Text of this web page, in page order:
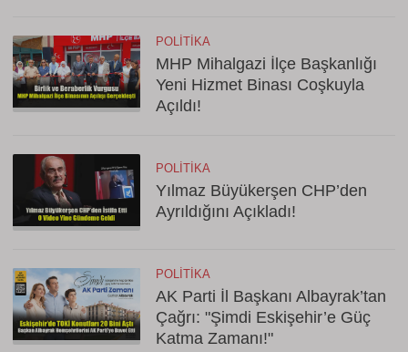
POLITIKA
MHP Mihalgazi İlçe Başkanlığı
Yeni Hizmet Binası Coşkuyla
Açıldı!
POLITIKA
Yılmaz Büyükerşen CHP’den
Ayrıldığını Açıkladı!
POLITIKA
AK Parti İl Başkanı Albayrak’tan
Çağrı: "Şimdi Eskişehir’e Güç
Katma Zamanı!"